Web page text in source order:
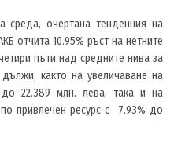
среда, очертана тенденция на
отчита 10.95% ръст на нетните
пъти над средните нива за
както на увеличаване на
22.389 млн. лева, така и на
привлечен ресурс с 7.93% до